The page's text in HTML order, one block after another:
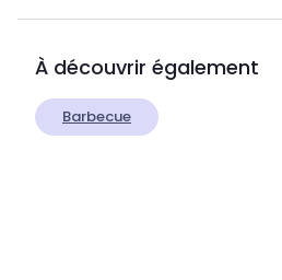
À découvrir également
Barbecue